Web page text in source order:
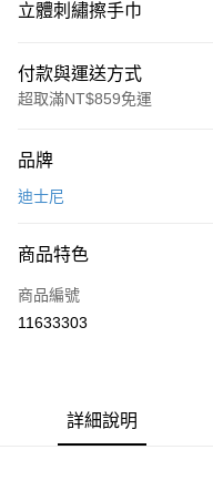
立體刺繡擦手巾
付款與運送方式
超取滿NT$859免運
信用卡一次付款
LINE Pay
Apple Pay
ATM付款
品牌
迪士尼
商品特色
商品編號
11633303
詳細說明